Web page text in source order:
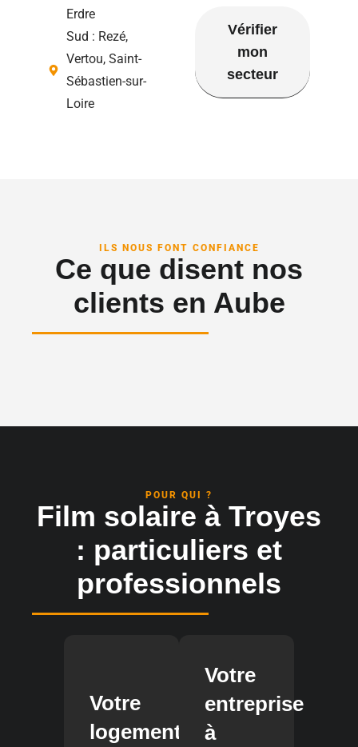
Erdre
Sud : Rezé,
Vertou, Saint-
Sébastien-sur-
Loire
Vérifier
mon
secteur
ILS NOUS FONT CONFIANCE
Ce que disent nos
clients en Aube
POUR QUI ?
Film solaire à Troyes
: particuliers et
professionnels
Votre
logement
Votre
entreprise
à